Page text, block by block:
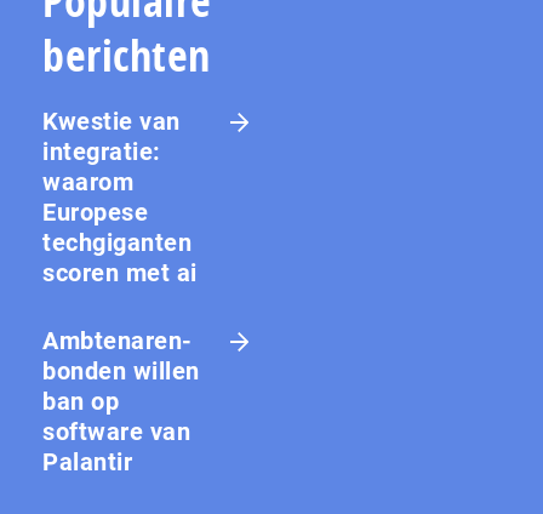
berichten
Kwestie van
integratie:
waarom
Europese
techgiganten
scoren met ai
Amb­te­na­ren­
bon­den willen
ban op
software van
Palantir